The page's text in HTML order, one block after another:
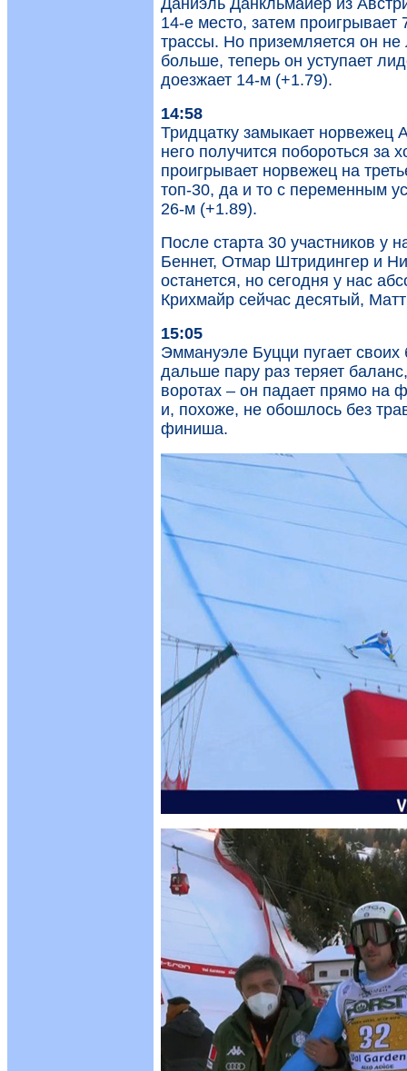
Даниэль Данкльмайер из
14-е место, затем проигрывает
трассы. Но приземляется он
больше, теперь он уступает
доезжает 14-м (+1.79).
14:58
Тридцатку замыкает
него получится побороться за
проигрывает норвежец на
топ-30, да и то с переменным
26-м (+1.89).
После старта 30 участников у
Беннет, Отмар Штридингер и
останется, но сегодня у нас
Крихмайр сейчас десятый,
15:05
Эммануэле Буцци пугает своих
дальше пару раз теряет
воротах – он падает прямо на
и, похоже, не обошлось без
финиша.